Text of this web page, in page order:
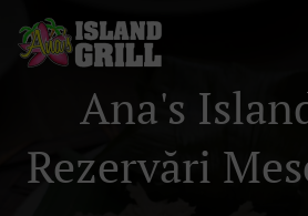
Ana's
Rezervări